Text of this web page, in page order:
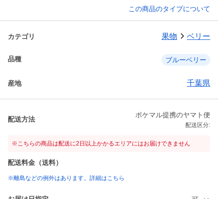
この商品のタイプについて
カテゴリ 果物 ベリー
品種 ブルーベリー
産地 千葉県
配送方法
ポケマル提携のヤマト便
配送区分:
※こちらの商品は配送に2日以上かかるエリアにはお届けできません
配送料金（送料）
※離島などの例外はあります。詳細はこちら